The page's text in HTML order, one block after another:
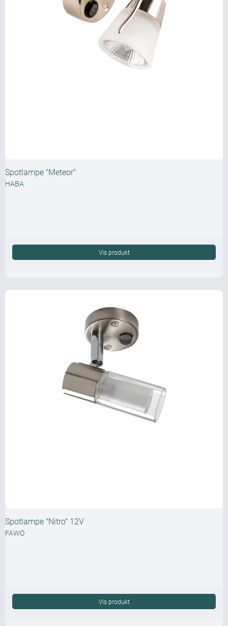
Spotlampe "Meteor"
HABA
Vis produkt
Spotlampe "Nitro" 12V
FAWO
Vis produkt